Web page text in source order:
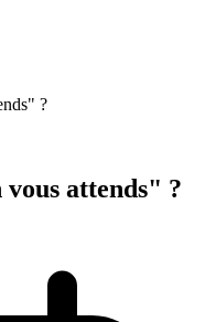
?
attends" ?